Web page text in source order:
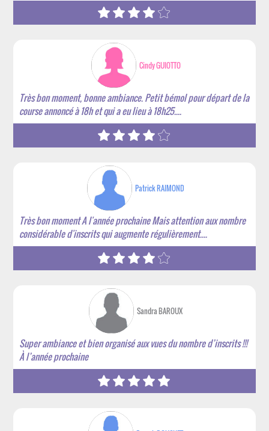
Cindy GUIOTTO
Très bon moment, bonne ambiance. Petit bémol pour départ de la
course annoncé à 18h et qui a eu lieu à 18h25....
Patrick RAIMOND
Très bon moment A l'année prochaine Mais attention aux nombre
considérable d'inscrits qui augmente régulièrement....
Sandra BAROUX
Super ambiance et bien organisé aux vues du nombre d’inscrits !!!
À l’année prochaine